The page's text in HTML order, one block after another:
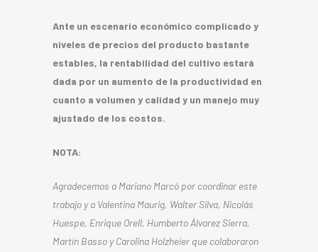
Ante un escenario económico complicado y
niveles de precios del producto bastante
estables, la rentabilidad del cultivo estará
dada por un aumento de la productividad en
cuanto a volumen y calidad y un manejo muy
ajustado de los costos.
NOTA:
Agradecemos a Mariano Marcó por coordinar este
trabajo y a Valentina Maurig, Walter Silva, Nicolás
Huespe, Enrique Orell, Humberto Álvarez Sierra,
Martín Basso y Carolina Holzheier que colaboraron